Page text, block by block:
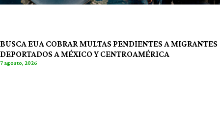
BUSCA EUA COBRAR MULTAS PENDIENTES A MIGRANTES
DEPORTADOS A MÉXICO Y CENTROAMÉRICA
7 agosto, 2026